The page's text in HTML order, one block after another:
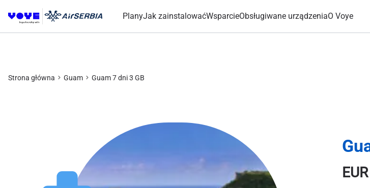
PlanyJak zainstalowaćWsparcieObsługiwane urządzeniaO Voye
Strona główna Guam Guam 7 dni 3 GB
EUR